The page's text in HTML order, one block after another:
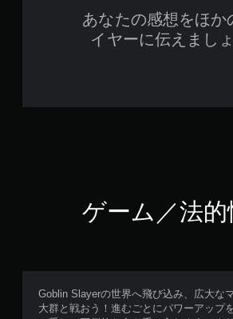
あなたの感想をほか
イヤーに伝えましょ
ゲーム／法的
Goblin Slayerの世界へ飛び込み、広大な
大群と戦おう！進むごとにパワーアップ